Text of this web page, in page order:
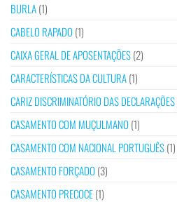
BURLA(1)
CABELO RAPADO (1)
CAIXA GERAL DE APOSENTAÇÕES(2)
CARACTERÍSTICAS DA CULTURA(1)
CARIZ DISCRIMINATÓRIO DAS DECLARAÇÕES
CASAMENTO COM MUÇULMANO (1)
CASAMENTO COM NACIONAL PORTUGUÊS(1)
CASAMENTO FORÇADO (3)
CASAMENTO PRECOCE(1)